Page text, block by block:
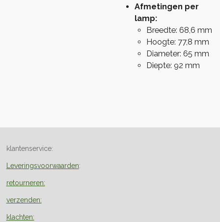
Afmetingen per
lamp:
Breedte: 68,6 mm
Hoogte: 77,8 mm
Diameter: 65 mm
Diepte: 92 mm
klantenservice:
Leveringsvoorwaarden:
retourneren:
verzenden:
klachten: